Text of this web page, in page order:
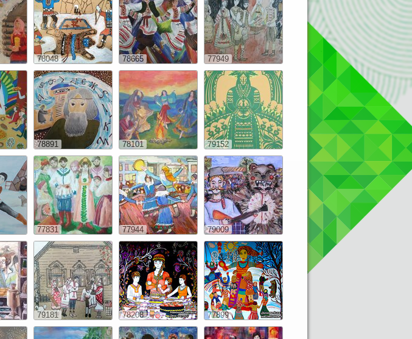
78048 78665 77949
78891 78101 79152
77831 77944 79009
79181 78208 77899